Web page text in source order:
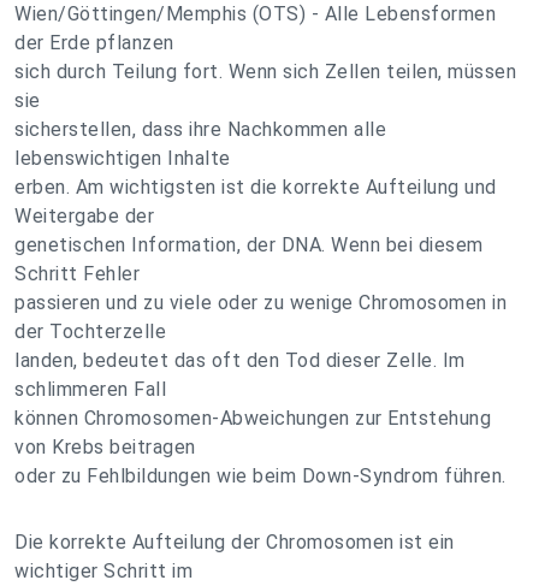
Wien/Göttingen/Memphis (OTS) - Alle Lebensformen
der Erde pflanzen
sich durch Teilung fort. Wenn sich Zellen teilen, müssen
sie
sicherstellen, dass ihre Nachkommen alle
lebenswichtigen Inhalte
erben. Am wichtigsten ist die korrekte Aufteilung und
Weitergabe der
genetischen Information, der DNA. Wenn bei diesem
Schritt Fehler
passieren und zu viele oder zu wenige Chromosomen in
der Tochterzelle
landen, bedeutet das oft den Tod dieser Zelle. Im
schlimmeren Fall
können Chromosomen-Abweichungen zur Entstehung
von Krebs beitragen
oder zu Fehlbildungen wie beim Down-Syndrom führen.
Die korrekte Aufteilung der Chromosomen ist ein
wichtiger Schritt im